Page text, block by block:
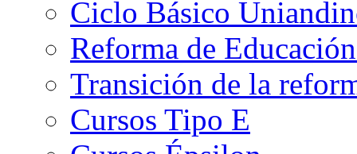
Ciclo Básico
Reforma de
Transición de la
Cursos Tipo E